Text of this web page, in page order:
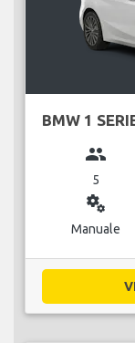
BMW 1
group
5
miscellaneous_services
Manuale